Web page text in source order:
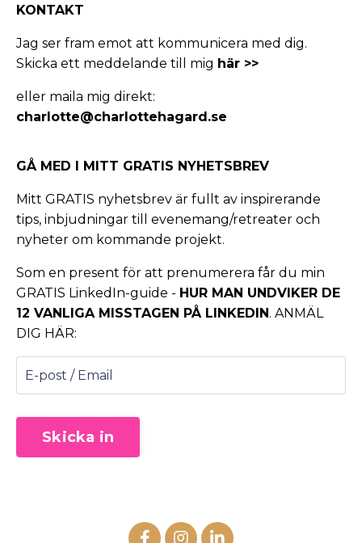
KONTAKT
Jag ser fram emot att kommunicera med dig.
Skicka ett meddelande till mig här >>
eller maila mig direkt:
charlotte@charlottehagard.se
GÅ MED I MITT GRATIS NYHETSBREV
Mitt GRATIS nyhetsbrev är fullt av inspirerande
tips, inbjudningar till evenemang/retreater och
nyheter om kommande projekt.
Som en present för att prenumerera får du min
GRATIS LinkedIn-guide - HUR MAN UNDVIKER DE
12 VANLIGA MISSTAGEN PÅ LINKEDIN . ANMÄL
DIG HÄR:
Skicka in